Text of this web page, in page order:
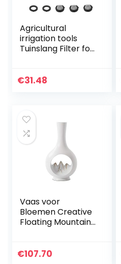
Agricultural
irrigation tools
Tuinslang Filter for
Filter for sediment,
(Color : Shown)
€31.48
Vaas voor
Bloemen Creative
Floating Mountain
Vaas Decoratie
€107.70